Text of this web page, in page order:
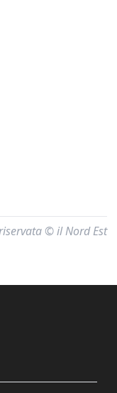
© il Nord Est